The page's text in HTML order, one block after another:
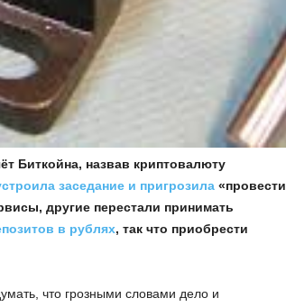
Биткойна, назвав криптовалюту
заседание и пригрозила «провести
другие перестали принимать
в рублях, так что приобрести
что грозными словами дело и